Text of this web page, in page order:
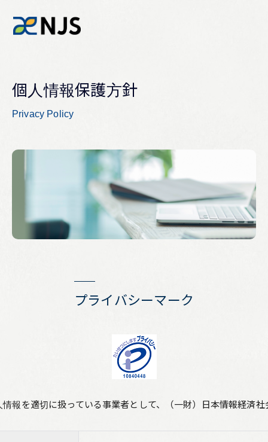
News
Company
Recruit
Investors
アルムナイ組織 Oliveの会
個人情報保護方針
個人情報保護方針
Privacy Policy
プライバシーマーク
報を適切に扱っている事業者として、（一財）日本情報経済